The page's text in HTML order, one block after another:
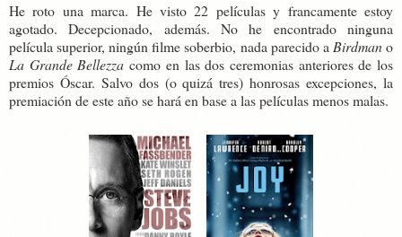
He roto una marca. He visto 22 películas y francamente estoy
agotado. Decepcionado, además. No he encontrado ninguna
película superior, ningún filme soberbio, nada parecido a Birdmano
La Grande Bellezza como en las dos ceremonias anteriores de los
premios Óscar. Salvo dos (o quizá tres) honrosas excepciones, la
premiación de este año se hará en base a las películas menos malas.